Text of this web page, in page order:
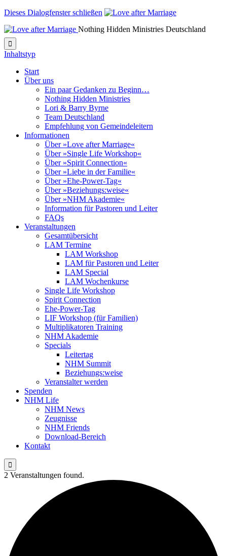
Dieses Dialogfenster schließen
Nothing Hidden Ministries Deutschland

Inhaltstyp
Start
Über uns
Ein paar Gedanken zu Beginn…
Nothing Hidden Ministries
Lori & Barry Byrne
Team Deutschland
Empfehlung von Gemeindeleitern
Informationen
Über »Love after Marriage«
Über »Single Life Workshop«
Über »Spirit Connection«
Über »Liebe in der Familie«
Über »Ehe-Power-Tag«
Über »Beziehungs:weise«
Über »NHM Akademie«
Information für Pastoren und Leiter
FAQs
Veranstaltungen
Gesamtübersicht
LAM Termine
LAM Workshop
LAM für Pastoren und Leiter
LAM Special
LAM Wochenkurse
Single Life Workshop
Spirit Connection
Ehe-Power-Tag
LIF Workshop (für Familien)
Multiplikatoren Training
NHM Akademie
Specials
Leitertag
NHM Summit
Beziehungs:weise
Veranstalter werden
Spenden
NHM Life
NHM News
Zeugnisse
NHM Friends
Download-Bereich
Kontakt

2 Veranstaltungen found.